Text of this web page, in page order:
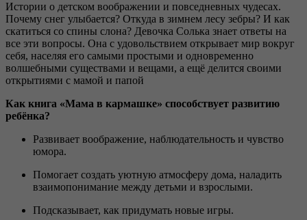
Истории о детском воображении и повседневных чудесах.
Почему снег улыбается? Откуда в зимнем лесу зебры? И как
скатиться со спины слона? Девочка Солька знает ответы на
все эти вопросы. Она с удовольствием открывает мир вокруг
себя, населяя его самыми простыми и одновременно
волшебными существами и вещами, а ещё делится своими
открытиями с мамой и папой
Как книга «Мама в кармашке» способствует развитию
ребёнка?
Развивает воображение, наблюдательность и чувство
юмора.
Помогает создать уютную атмосферу дома, наладить
взаимопонимание между детьми и взрослыми.
Подсказывает, как придумать новые игры.